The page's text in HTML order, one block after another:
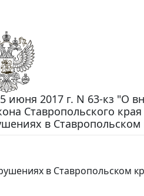
июня 2017 г. N 63-кз "О
Ставропольского
в Ставропольском
в Ставропольском